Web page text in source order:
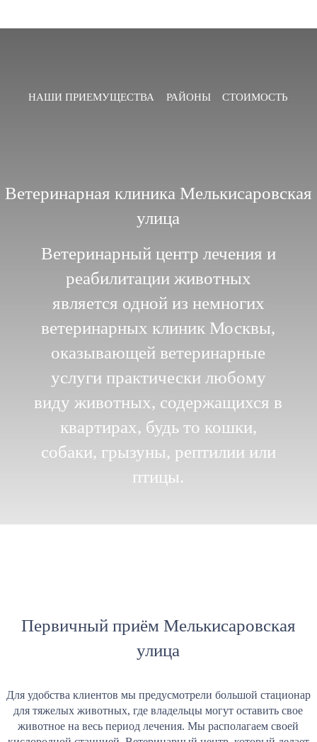
НАШИ ПРИЕМУЩЕСТВА РАЙОНЫ СТОИМОСТЬ
Ветеринарная клиника Мелькисаровская
улица
Ветеринарный центр лечения и
реабилитации животных
является одной из немногих
ветеринарных клиник Москвы,
оказывающей ветеринарные
услуги практически любому
виду животных, содержащихся в
квартирах, будь то кошки,
собаки, грызуны, рептилии или
птицы.
Первичный приём Мелькисаровская
улица
Для удобства клиентов мы предусмотрели большой стационар
для тяжелых животных, где владельцы могут оставить свое
животное на весь период лечения. Мы располагаем своей